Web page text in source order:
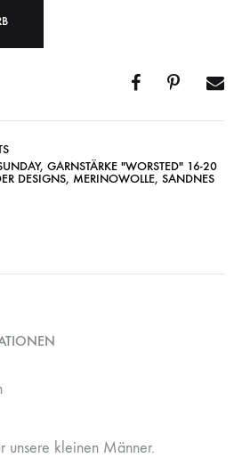
, GARNSTÄRKE "WORSTED" 16-20
DESIGNS, MERINOWOLLE, SANDNES
unsere kleinen Männer.